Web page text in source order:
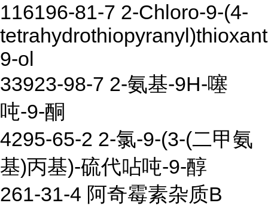
116196-81-7 2-Chloro-9-(4-
9-ol
33923-98-7 2-氨基-9H-噻
吨-9-酮
4295-65-2 2-氯-9-(3-(二甲氨
基)丙基)-硫代呫吨-9-醇
261-31-4 阿奇霉素杂质B